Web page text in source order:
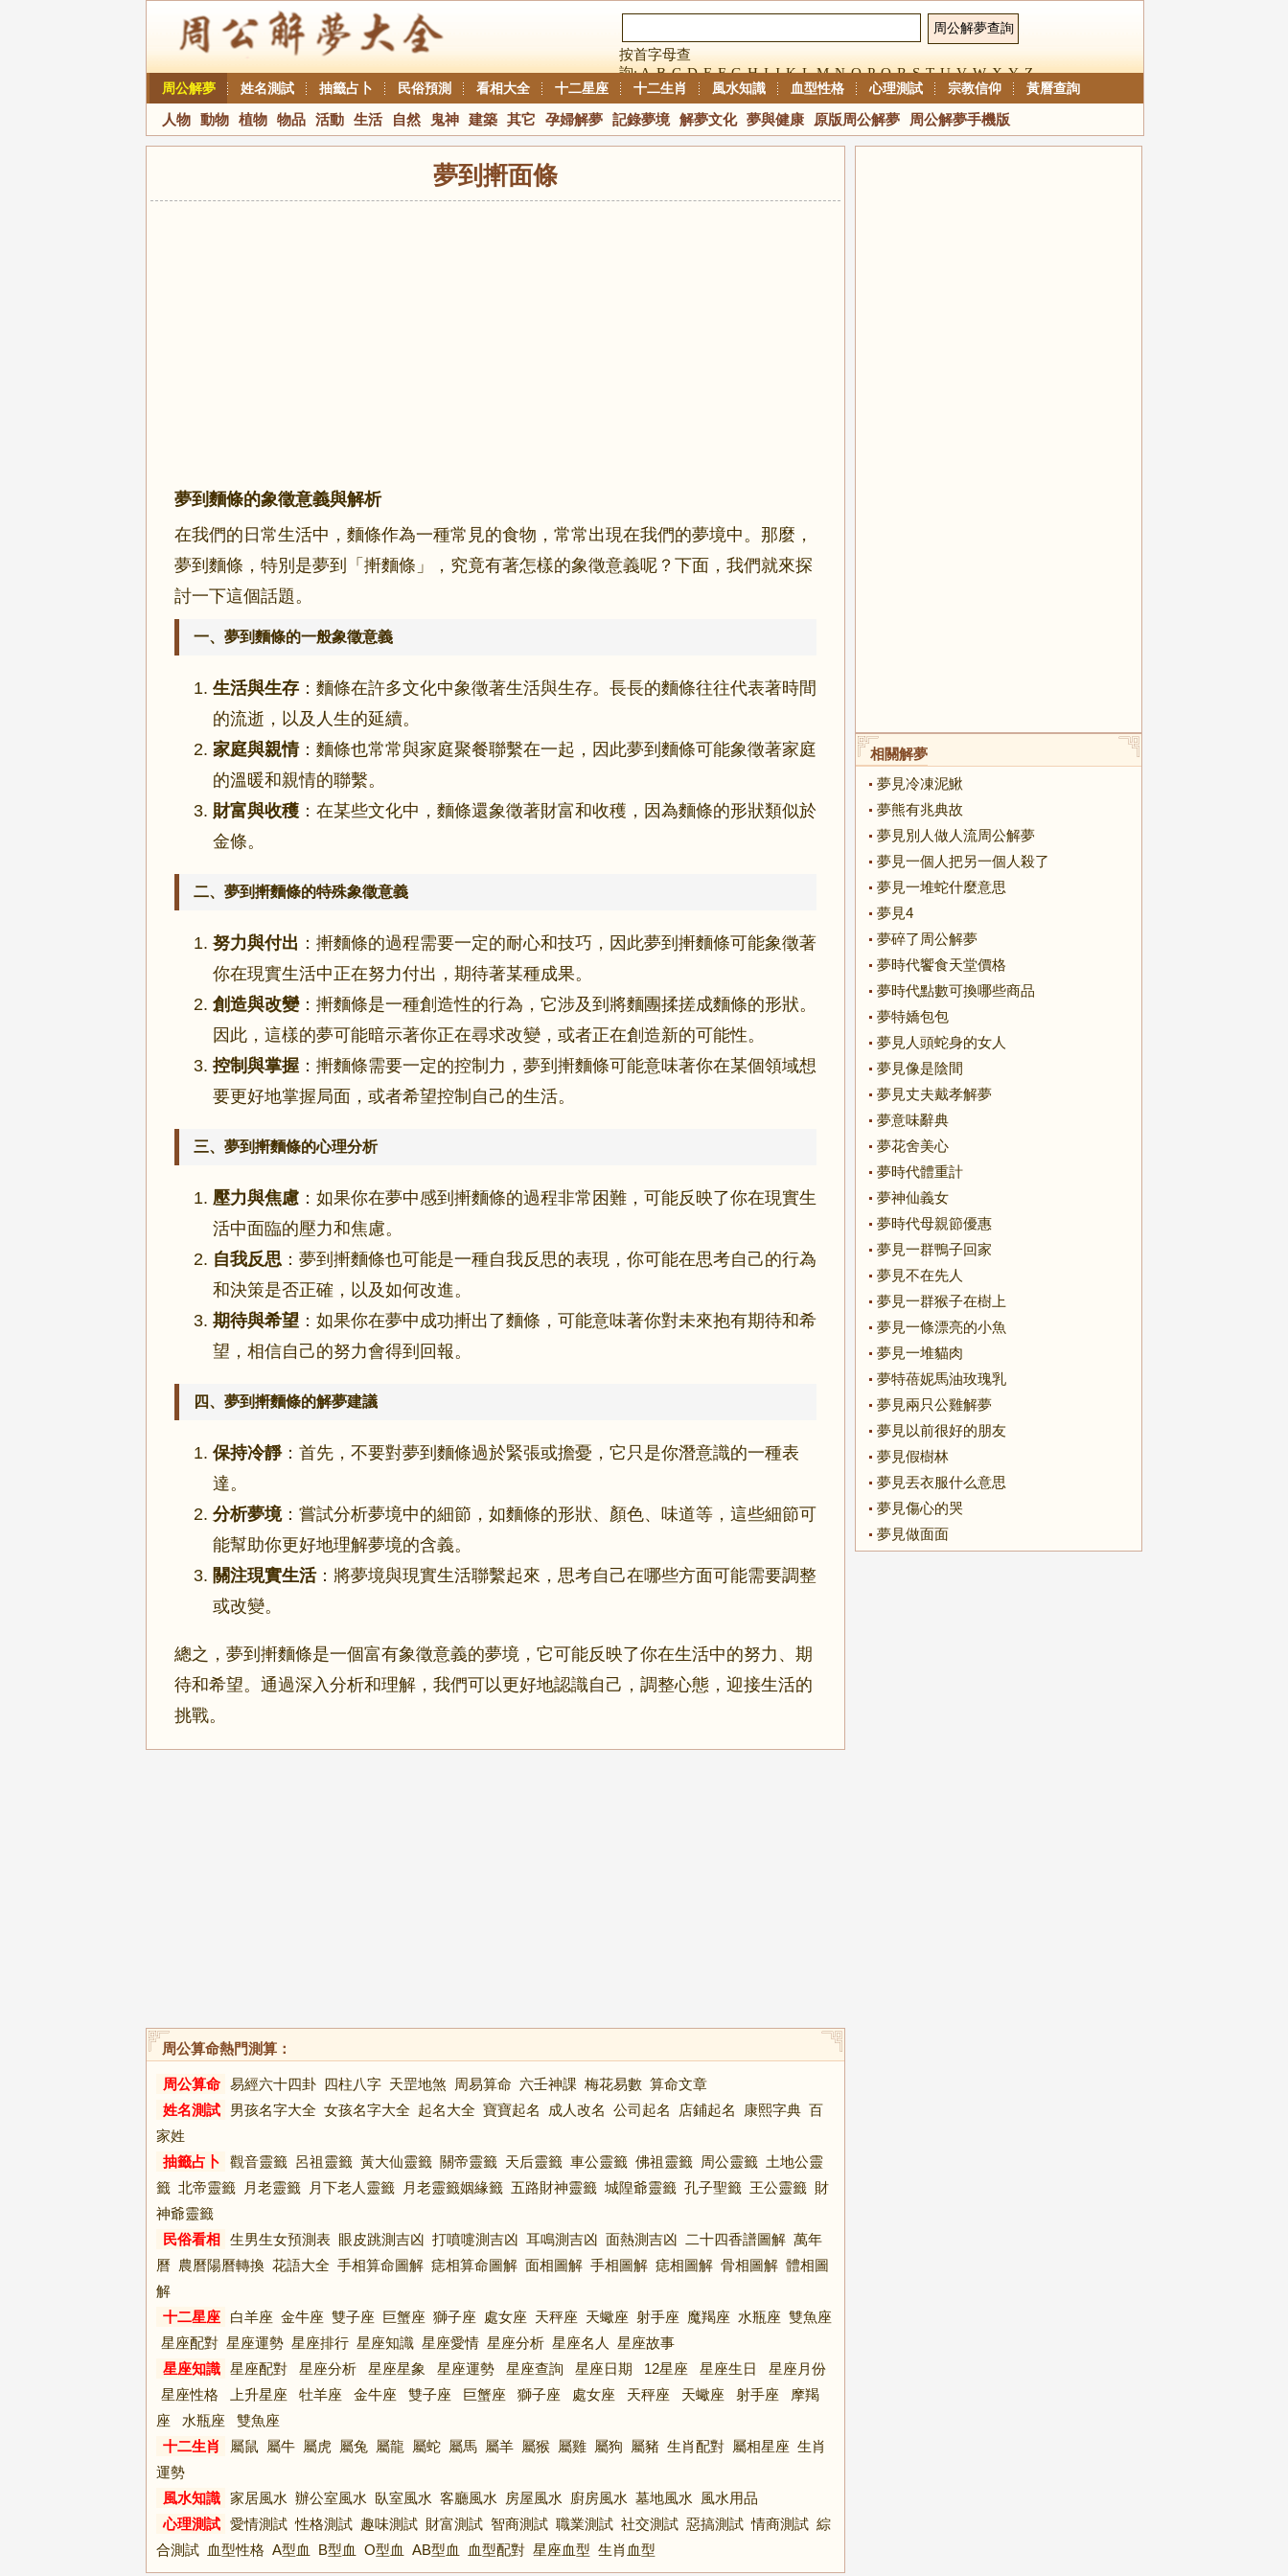
按首字母查
詢:A B C D E F G H I J K L M N O P Q R S T U V W X Y Z
周公解夢
姓名測試 抽籤占卜 民俗預測 看相大全 十二星座 十二生肖 風水知識 血型性格 心理測試 宗教信仰 黃曆查詢
人物 動物 植物 物品 活動 生活 自然 鬼神 建築 其它 孕婦解夢 記錄夢境 解夢文化 夢與健康 原版周公解夢 周公解夢手機版
夢到搟面條
夢到麵條的象徵意義與解析
在我們的日常生活中，麵條作為一種常見的食物，常常出現在我們的夢境中。那麼，
夢到麵條，特別是夢到「搟麵條」，究竟有著怎樣的象徵意義呢？下面，我們就來探
討一下這個話題。
一、夢到麵條的一般象徵意義
生活與生存 ：麵條在許多文化中象徵著生活與生存。長長的麵條往往代表著時間
的流逝，以及人生的延續。
家庭與親情：麵條也常常與家庭聚餐聯繫在一起，因此夢到麵條可能象徵著家庭
的溫暖和親情的聯繫。
財富與收穫 ：在某些文化中，麵條還象徵著財富和收穫，因為麵條的形狀類似於
金條。
二、夢到搟麵條的特殊象徵意義
努力與付出 ：搟麵條的過程需要一定的耐心和技巧，因此夢到搟麵條可能象徵著
你在現實生活中正在努力付出，期待著某種成果。
創造與改變：搟麵條是一種創造性的行為，它涉及到將麵團揉搓成麵條的形狀。
因此，這樣的夢可能暗示著你正在尋求改變，或者正在創造新的可能性。
控制與掌握 ：搟麵條需要一定的控制力，夢到搟麵條可能意味著你在某個領域想
要更好地掌握局面，或者希望控制自己的生活。
三、夢到搟麵條的心理分析
壓力與焦慮 ：如果你在夢中感到搟麵條的過程非常困難，可能反映了你在現實生
活中面臨的壓力和焦慮。
自我反思 ：夢到搟麵條也可能是一種自我反思的表現，你可能在思考自己的行為
和決策是否正確，以及如何改進。
期待與希望 ：如果你在夢中成功搟出了麵條，可能意味著你對未來抱有期待和希
望，相信自己的努力會得到回報。
四、夢到搟麵條的解夢建議
保持冷靜：首先，不要對夢到麵條過於緊張或擔憂，它只是你潛意識的一種表
達。
分析夢境：嘗試分析夢境中的細節，如麵條的形狀、顏色、味道等，這些細節可
能幫助你更好地理解夢境的含義。
關注現實生活：將夢境與現實生活聯繫起來，思考自己在哪些方面可能需要調整
或改變。
總之，夢到搟麵條是一個富有象徵意義的夢境，它可能反映了你在生活中的努力、期
待和希望。通過深入分析和理解，我們可以更好地認識自己，調整心態，迎接生活的
挑戰。
周公算命熱門測算：
周公算命 易經六十四卦 四柱八字 天罡地煞 周易算命 六壬神課 梅花易數 算命文章
姓名測試
男孩名字大全 女孩名字大全 起名大全 寶寶起名 成人改名 公司起名 店鋪起名 康熙字典 百
家姓
抽籤占卜
觀音靈籤 呂祖靈籤 黃大仙靈籤 關帝靈籤 天后靈籤 車公靈籤 佛祖靈籤 周公靈籤 土地公靈
籤 北帝靈籤 月老靈籤 月下老人靈籤 月老靈籤姻緣籤 五路財神靈籤 城隍爺靈籤 孔子聖籤 王公靈籤 財
神爺靈籤
民俗看相
生男生女預測表 眼皮跳測吉凶 打噴嚏測吉凶 耳鳴測吉凶 面熱測吉凶 二十四香譜圖解 萬年
曆 農曆陽曆轉換 花語大全 手相算命圖解 痣相算命圖解 面相圖解 手相圖解 痣相圖解 骨相圖解 體相圖
解
十二星座
白羊座 金牛座 雙子座 巨蟹座 獅子座 處女座 天秤座 天蠍座 射手座 魔羯座 水瓶座 雙魚座
星座配對 星座運勢 星座排行 星座知識 星座愛情 星座分析 星座名人
星座故事
星座知識 星座配對 星座分析 星座星象 星座運勢 星座查詢 星座日期 12星座 星座生日
星座月份
星座性格
上升星座 牡羊座 金牛座 雙子座 巨蟹座 獅子座 處女座 天秤座 天蠍座 射手座
摩羯
座
水瓶座
雙魚座
十二生肖
屬鼠 屬牛 屬虎 屬兔 屬龍 屬蛇 屬馬 屬羊 屬猴 屬雞 屬狗 屬豬 生肖配對 屬相星座 生肖
運勢
風水知識 家居風水 辦公室風水 臥室風水 客廳風水 房屋風水 廚房風水 墓地風水
風水用品
心理測試 愛情測試 性格測試 趣味測試 財富測試 智商測試 職業測試 社交測試 惡搞測試 情商測試 綜
合測試 血型性格 A型血 B型血 O型血 AB型血 血型配對 星座血型 生肖血型
相關解夢
夢見冷凍泥鰍
夢熊有兆典故
夢見別人做人流周公解夢
夢見一個人把另一個人殺了
夢見一堆蛇什麼意思
夢見4
夢碎了周公解夢
夢時代饗食天堂價格
夢時代點數可換哪些商品
夢特嬌包包
夢見人頭蛇身的女人
夢見像是陰間
夢見丈夫戴孝解夢
夢意味辭典
夢花舍美心
夢時代體重計
夢神仙義女
夢時代母親節優惠
夢見一群鴨子回家
夢見不在先人
夢見一群猴子在樹上
夢見一條漂亮的小魚
夢見一堆貓肉
夢特蓓妮馬油玫瑰乳
夢見兩只公雞解夢
夢見以前很好的朋友
夢見假樹林
夢見丟衣服什么意思
夢見傷心的哭
夢見做面面